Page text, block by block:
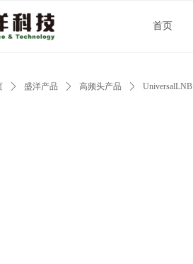
首页
ꄲ 盛洋产品 ꄲ 高频头产品 ꄲ UniversalLNB